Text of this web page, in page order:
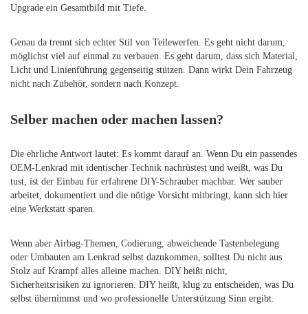
Upgrade ein Gesamtbild mit Tiefe.
Genau da trennt sich echter Stil von Teilewerfen. Es geht nicht darum,
möglichst viel auf einmal zu verbauen. Es geht darum, dass sich Material,
Licht und Linienführung gegenseitig stützen. Dann wirkt Dein Fahrzeug
nicht nach Zubehör, sondern nach Konzept.
Selber machen oder machen lassen?
Die ehrliche Antwort lautet: Es kommt darauf an. Wenn Du ein passendes
OEM-Lenkrad mit identischer Technik nachrüstest und weißt, was Du
tust, ist der Einbau für erfahrene DIY-Schrauber machbar. Wer sauber
arbeitet, dokumentiert und die nötige Vorsicht mitbringt, kann sich hier
eine Werkstatt sparen.
Wenn aber Airbag-Themen, Codierung, abweichende Tastenbelegung
oder Umbauten am Lenkrad selbst dazukommen, solltest Du nicht aus
Stolz auf Krampf alles alleine machen. DIY heißt nicht,
Sicherheitsrisiken zu ignorieren. DIY heißt, klug zu entscheiden, was Du
selbst übernimmst und wo professionelle Unterstützung Sinn ergibt.